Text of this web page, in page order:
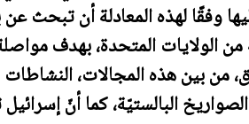
وفقًا لهذه المعادلة أن تبحث عن
الولايات المتحدة، بهدف
من بين هذه المجالات،
البالستيّة، كما أنّ